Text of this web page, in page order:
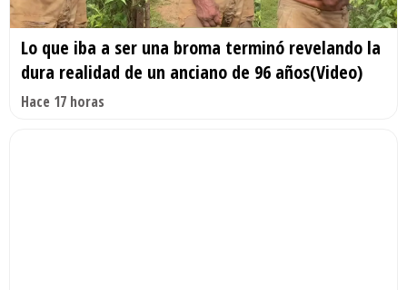
Lo que iba a ser una broma terminó revelando la
dura realidad de un anciano de 96 años(Video)
Hace 17 horas